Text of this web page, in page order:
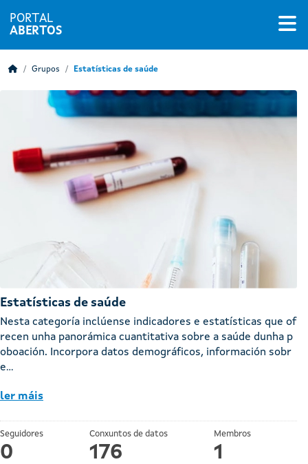
PORTAL
ABERTOS
Grupos Estatísticas de saúde
Estatísticas de saúde
Nesta categoría inclúense indicadores e estatísticas que of
recen unha panorámica cuantitativa sobre a saúde dunha p
oboación. Incorpora datos demográficos, información sobr
e...
ler máis
Seguidores
0
Conxuntos de datos
176
Membros
1